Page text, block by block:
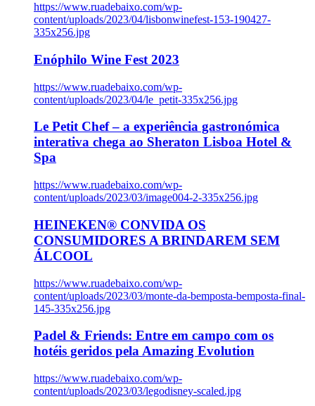
https://www.ruadebaixo.com/wp-
content/uploads/2023/04/lisbonwinefest-153-190427-
335x256.jpg
Enóphilo Wine Fest 2023
https://www.ruadebaixo.com/wp-
content/uploads/2023/04/le_petit-335x256.jpg
Le Petit Chef – a experiência gastronómica
interativa chega ao Sheraton Lisboa Hotel &
Spa
https://www.ruadebaixo.com/wp-
content/uploads/2023/03/image004-2-335x256.jpg
HEINEKEN® CONVIDA OS
CONSUMIDORES A BRINDAREM SEM
ÁLCOOL
https://www.ruadebaixo.com/wp-
content/uploads/2023/03/monte-da-bemposta-bemposta-final-
145-335x256.jpg
Padel & Friends: Entre em campo com os
hotéis geridos pela Amazing Evolution
https://www.ruadebaixo.com/wp-
content/uploads/2023/03/legodisney-scaled.jpg